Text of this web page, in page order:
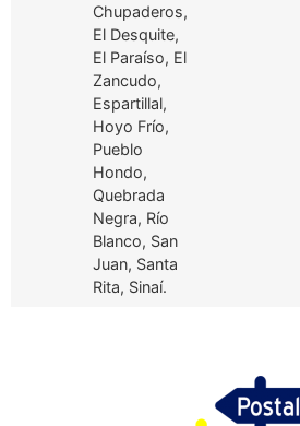
Chupaderos,
El Desquite,
El Paraíso, El
Zancudo,
Espartillal,
Hoyo Frío,
Pueblo
Hondo,
Quebrada
Negra, Río
Blanco, San
Juan, Santa
Rita, Sinaí.